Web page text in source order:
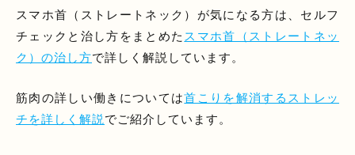
スマホ首（ストレートネック）が気になる方は、セルフ
チェックと治し方をまとめた スマホ首（ストレートネッ
ク）の治し方で詳しく解説しています。
筋肉の詳しい働きについては首こりを解消するストレッ
チを詳しく解説でご紹介しています。